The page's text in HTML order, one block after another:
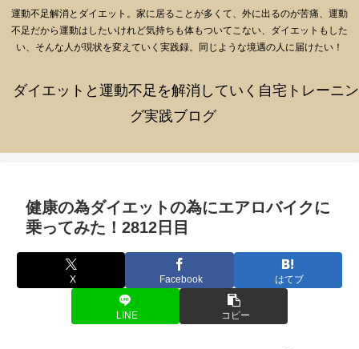
運動不足解消とダイエット。家に居ることが多くて、外に出るのが苦痛、運動
不足だから運動はしたいけれど気持ちも体もついてこない、ダイエットもした
い、そんな人が現状を変えていく実践録。同じような境遇の人に届けたい！
ダイエットと運動不足を解消していく自宅トレーニン
グ実践ブログ
健康の為ダイエットの為にエアロバイクに
乗ってみた！2812日目
X Facebook はてブ
LINE コピー